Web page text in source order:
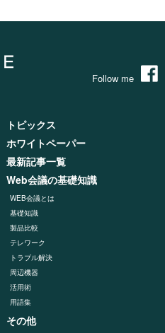
Follow me
トピックス
ホワイトペーパー
最新記事一覧
Web会議の基礎知識
WEB会議とは
基礎知識
製品比較
テレワーク
トラブル解決
周辺機器
活用術
用語集
その他